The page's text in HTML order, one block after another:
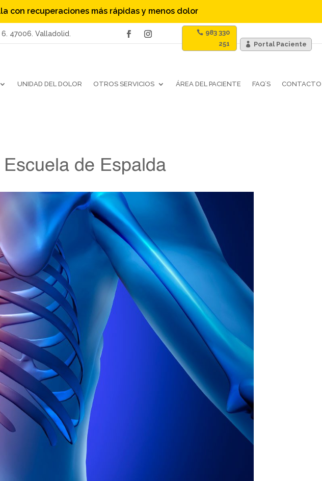
con recuperaciones más rápidas y menos dolor
47006. Valladolid.
983 330
251
Portal Paciente
UNIDAD DEL DOLOR OTROS SERVICIOS ÁREA DEL PACIENTE FAQ´S CONTACTO
de Espalda